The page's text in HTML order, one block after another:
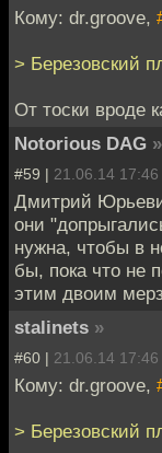
Кому: dr.groove,
> Березовский
От тоски вроде
Notorious DAG »
#59 | 21.06.14 17:46
Дмитрий
они
нужна, чтобы в
бы, пока что не
этим двоим
stalinets »
#60 | 21.06.14 17:46
Кому: dr.groove,
> Березовский